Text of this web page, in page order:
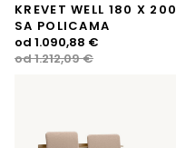
KREVET WELL 180 X 200
SA POLICAMA
od1.212,09€
Izvorna
cijena
od 1.090,88 €
Trenutna
cijena